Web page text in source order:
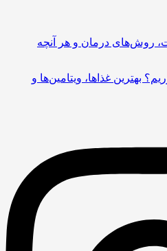
روش‌های درمان و هر آنچه
بهترین غذاها، ویتامین‌ها و